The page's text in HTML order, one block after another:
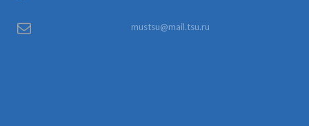
mustsu@mail.tsu.ru